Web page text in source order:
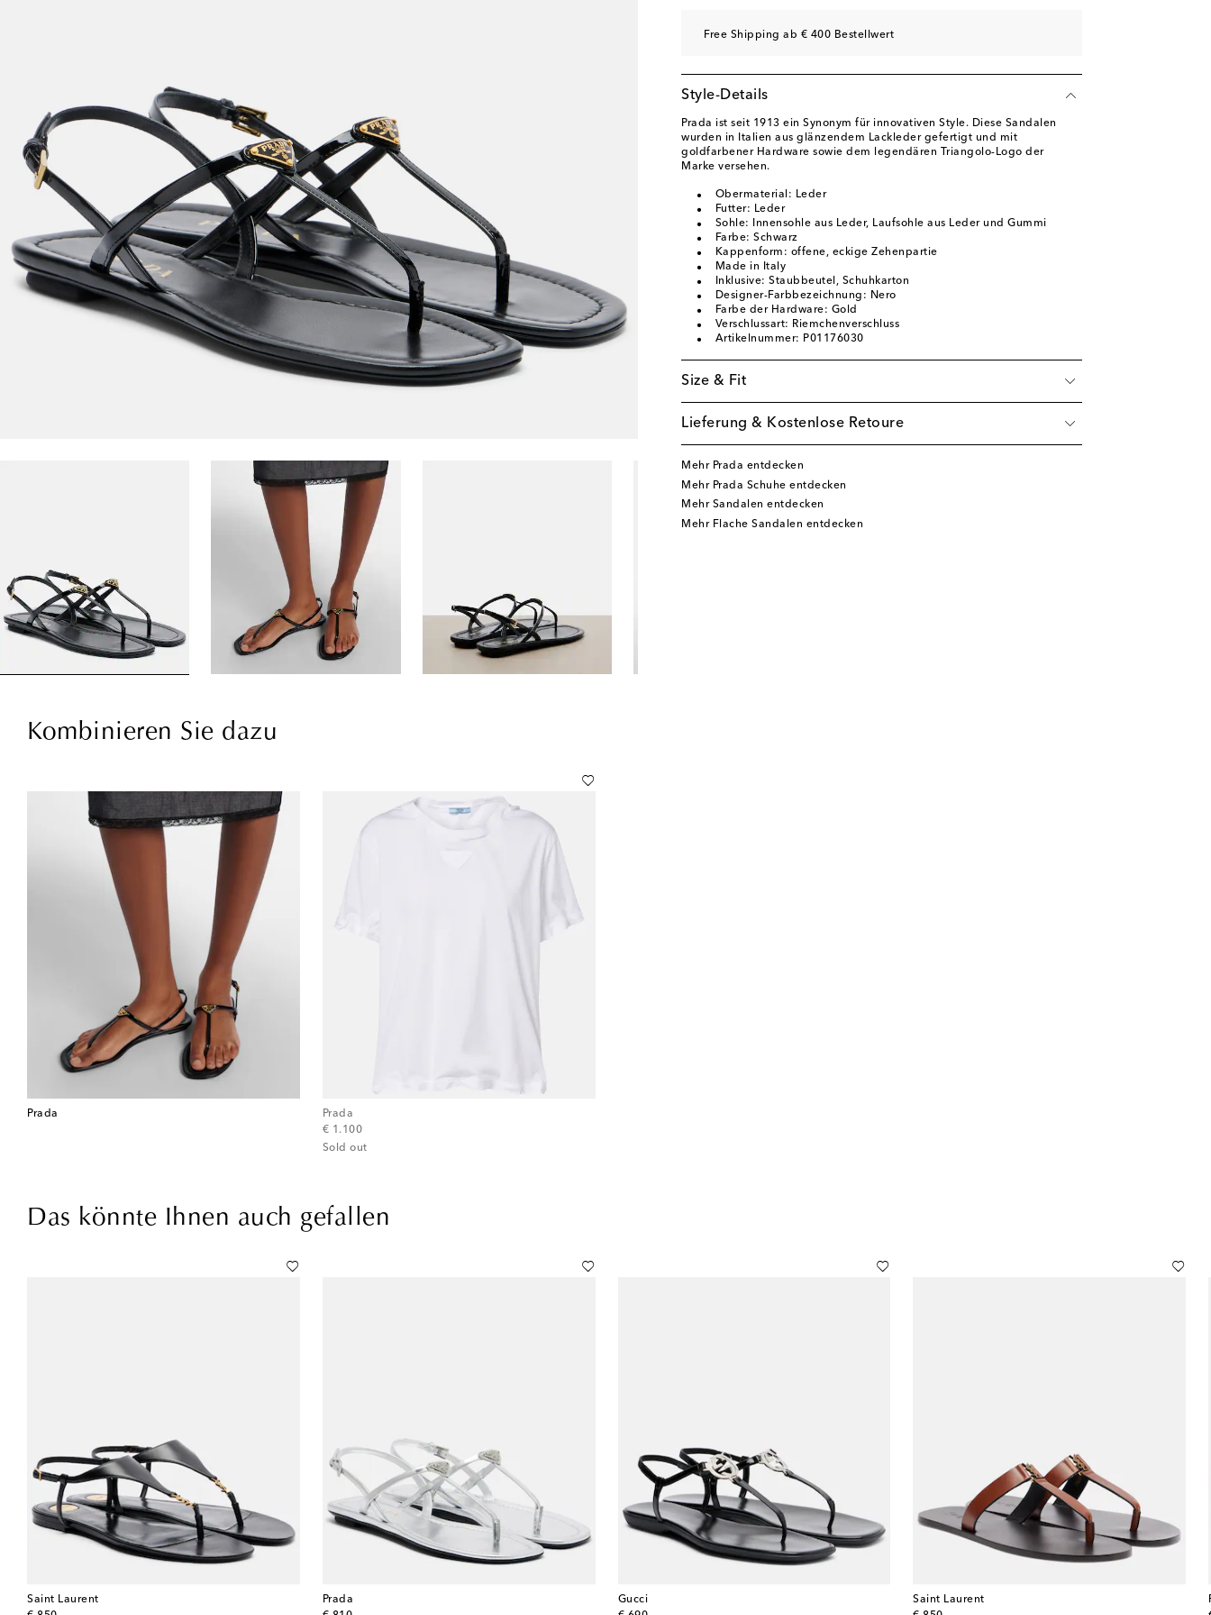
EU 42 Auf die Wunschliste
Free Shipping ab € 400 Bestellwert
Style-Details
Prada ist seit 1913 ein Synonym für innovativen Style. Diese Sandalen
wurden in Italien aus glänzendem Lackleder gefertigt und mit
goldfarbener Hardware sowie dem legendären Triangolo-Logo der
Marke versehen.
Obermaterial: Leder
Futter: Leder
Sohle: Innensohle aus Leder, Laufsohle aus Leder und Gummi
Farbe: Schwarz
Kappenform: offene, eckige Zehenpartie
Made in Italy
Inklusive: Staubbeutel, Schuhkarton
Designer-Farbbezeichnung: Nero
Farbe der Hardware: Gold
Verschlussart: Riemchenverschluss
Artikelnummer: P01176030
Size & Fit
Lieferung & Kostenlose Retoure
Mehr Prada entdecken
Mehr Prada Schuhe entdecken
Mehr Sandalen entdecken
Mehr Flache Sandalen entdecken
Kombinieren Sie dazu
Prada
Prada
€ 1.100
original price
Sold out
Das könnte Ihnen auch gefallen
Saint Laurent
Prada
Gucci
Saint Laurent